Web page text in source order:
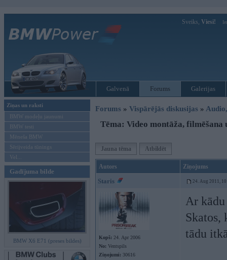
Sveiks, Viesi!
Galvenā Forums Galerijas
Ziņas un raksti
BMW modeļu jaunumi
BMW testi
Mēneša BMW
Sērijveida tūnings
Vel...
Gadījuma bilde
BMW X6 E71 (preses bildes)
Forums » Vispārējās diskusijas »
Tēma: Video montāža, filmēšana
Jauna tēma Atbildēt
Autors Ziņojums
Staris 24. Aug 2011,
Kopš: 24. Apr 2006
No: Ventspils
Ziņojumi: 30616
Ar
Skatos,
tādu